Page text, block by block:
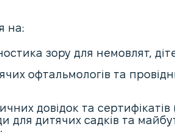
на:
зору для немовлят,
офтальмологів та
довідок та сертифікатів
для дитячих садків та